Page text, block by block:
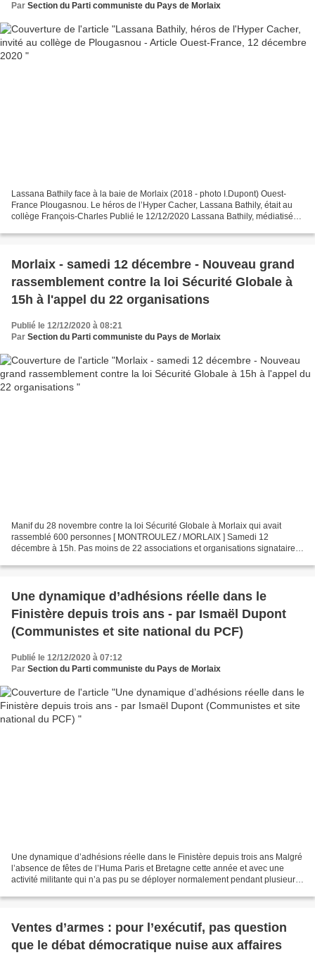
Par Section du Parti communiste du Pays de Morlaix
Lassana Bathily face à la baie de Morlaix (2018 - photo I.Dupont) Ouest-
France Plougasnou. Le héros de l’Hyper Cacher, Lassana Bathily, était au
collège François-Charles Publié le 12/12/2020 Lassana Bathily, médiatisé
Morlaix - samedi 12 décembre - Nouveau grand
rassemblement contre la loi Sécurité Globale à
15h à l'appel du 22 organisations
Publié le 12/12/2020 à 08:21
Par Section du Parti communiste du Pays de Morlaix
Manif du 28 novembre contre la loi Sécurité Globale à Morlaix qui avait
rassemblé 600 personnes [ MONTROULEZ / MORLAIX ] Samedi 12
décembre à 15h. Pas moins de 22 associations et organisations signataires
Une dynamique d’adhésions réelle dans le
Finistère depuis trois ans - par Ismaël Dupont
(Communistes et site national du PCF)
Publié le 12/12/2020 à 07:12
Par Section du Parti communiste du Pays de Morlaix
Une dynamique d’adhésions réelle dans le Finistère depuis trois ans Malgré
l’absence de fêtes de l’Huma Paris et Bretagne cette année et avec une
activité militante qui n’a pas pu se déployer normalement pendant plusieurs
Ventes d’armes : pour l’exécutif, pas question
que le débat démocratique nuise aux affaires